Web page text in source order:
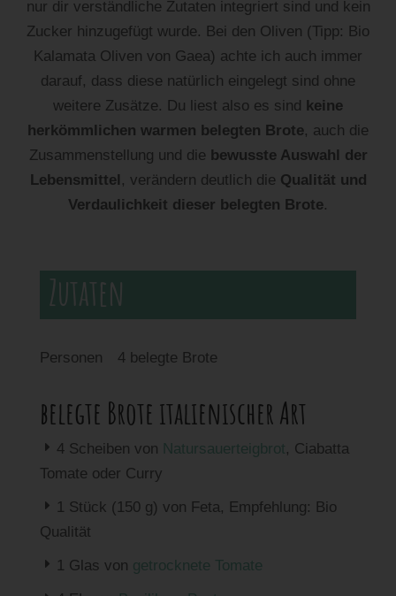
nur dir verständliche Zutaten integriert sind und kein
Zucker hinzugefügt wurde. Bei den Oliven (Tipp: Bio
Kalamata Oliven von Gaea) achte ich auch immer
darauf, dass diese natürlich eingelegt sind ohne
weitere Zusätze. Du liest also es sind
keine
herkömmlichen warmen belegten Brote, auch die
Zusammenstellung und die bewusste Auswahl der
Lebensmittel , verändern deutlich die Qualität und
Verdaulichkeit dieser belegten Brote.
Zutaten
Personen 4 belegte Brote
belegte Brote italienischer Art
E 4 Scheiben von Natursauerteigbrot, Ciabatta
Tomate oder Curry
E 1 Stück (150 g) von Feta, Empfehlung: Bio
Qualität
E 1 Glas von getrocknete Tomate